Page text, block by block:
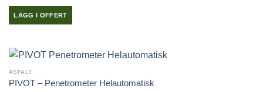
LÄGG I OFFERT
ASFALT
PIVOT – Penetrometer Helautomatisk